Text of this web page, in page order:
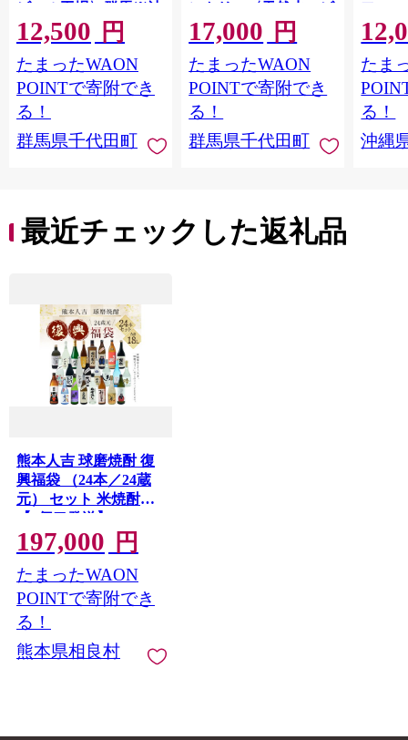
ビール工場〉群馬※沖
縄・離島地域へのお届
け不可
12,500 円
たまったWAON
POINTで寄附でき
る！
群馬県千代田町
ントリー〈天然水のビ
ール工場〉群馬※沖
縄・離島地域へのお届
け不可
17,000 円
たまったWAON
POINTで寄附でき
る！
群馬県千代田町
フ』
泡酒
1ケー
ロ ゼ
麦芽3
化し
すめ
重瀬
たま
る！
沖縄
最近チェックした返礼品
熊本人吉 球磨焼酎 復
興福袋 （24本／24蔵
元） セット 米焼酎
【2個口発送】
197,000 円
たまったWAON
POINTで寄附でき
る！
熊本県相良村